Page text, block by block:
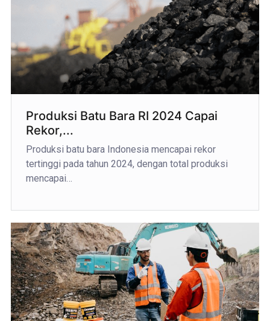
Produksi Batu Bara RI 2024 Capai
Rekor,...
Produksi batu bara Indonesia mencapai rekor
tertinggi pada tahun 2024, dengan total produksi
mencapai…